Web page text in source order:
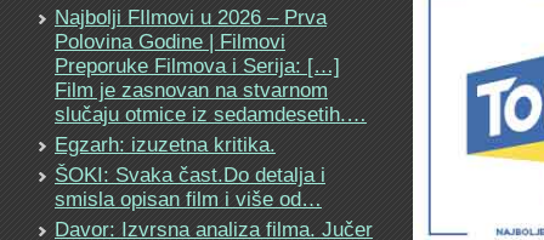
Najbolji FIlmovi u 2026 – Prva
Polovina Godine | Filmovi
Preporuke Filmova i Serija: […]
Film je zasnovan na stvarnom
slučaju otmice iz sedamdesetih.…
Egzarh: izuzetna kritika.
ŠOKI: Svaka čast.Do detalja i
smisla opisan film i više od…
Davor: Izvrsna analiza filma. Jučer